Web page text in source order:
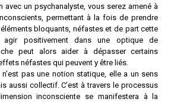
avec un psychanalyste, vous serez amené à
permettant à la fois de prendre
bloquants, néfastes et de part cette
agir positivement dans une optique de
peut alors aider à dépasser certains
néfastes qui peuvent y être liés.
pas une notion statique, elle a un sens
aussi collectif. C’est à travers le processus
inconsciente se manifestera à la